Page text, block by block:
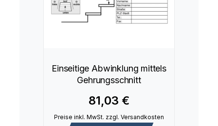
Einseitige Abwinklung mittels
Gehrungsschnitt
81,03 €
Preise inkl. MwSt. zzgl. Versandkosten